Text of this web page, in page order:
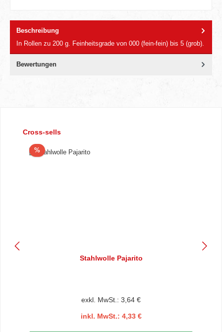
Beschreibung
In Rollen zu 200 g. Feinheitsgrade von 000 (fein-fein) bis 5 (grob).
Bewertungen
Produktgalerie überspringen
Cross-sells
%Rabatt
Stahlwolle Pajarito
exkl. MwSt.: 3,64 €
inkl. MwSt.: 4,33 €